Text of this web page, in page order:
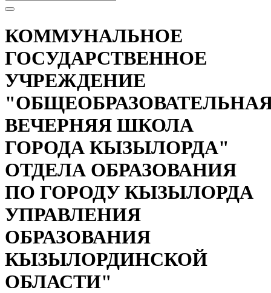
КОММУНАЛЬНОЕ
ГОСУДАРСТВЕННОЕ
УЧРЕЖДЕНИЕ
ВЕЧЕРНЯЯ ШКОЛА
ГОРОДА КЫЗЫЛОРДА"
ОТДЕЛА ОБРАЗОВАНИЯ
ПО ГОРОДУ КЫЗЫЛОРДА
УПРАВЛЕНИЯ
ОБРАЗОВАНИЯ
КЫЗЫЛОРДИНСКОЙ
ОБЛАСТИ"